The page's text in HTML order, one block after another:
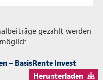
gezahlt werden
– BasisRente Invest
Herunterladen